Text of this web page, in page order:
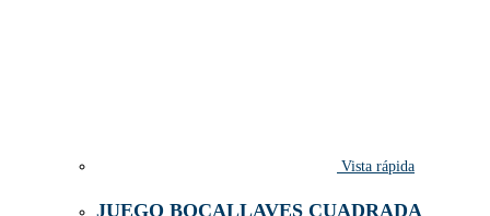
Vista rápida
JUEGO BOCALLAVES CUADRADA